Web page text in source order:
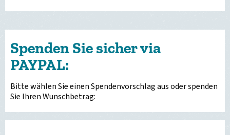
Spenden Sie sicher via
PAYPAL:
Bitte wählen Sie einen Spendenvorschlag aus oder spenden
Sie Ihren Wunschbetrag: